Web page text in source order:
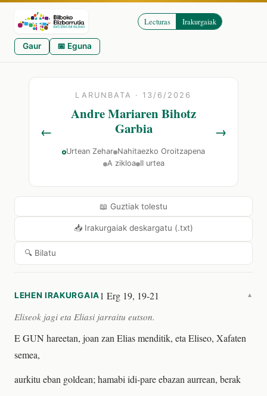
Lecturas Irakurgaiak
Gaur 📅 Eguna
← →
LARUNBATA · 13/6/2026
Andre Mariaren Bihotz
Garbia
Urtean Zehar Nahitaezko Oroitzapena
A zikloa II urtea
📖 Guztiak tolestu
📥 Irakurgaiak deskargatu (.txt)
🔍 Bilatu
LEHEN IRAKURGAIA1 Erg 19, 19-21 ▼
Eliseok jagi eta Eliasi jarraitu eutson.
E GUN hareetan, joan zan Elias menditik, eta Eliseo, Xafaten
semea,
aurkitu eban goldean; hamabi idi-pare ebazan aurrean, berak